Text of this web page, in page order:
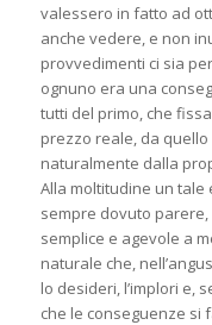
valessero in fatto ad
anche vedere, e non
provvedimenti ci sia
ognuno era una
tutti del primo, che
prezzo reale, da
naturalmente dalla
Alla moltitudine un
sempre dovuto
semplice e agevole a
naturale che,
lo desideri, l’implori e,
che le conseguenze si